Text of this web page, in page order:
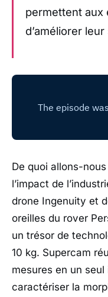
permettent aux
d’améliorer
De quoi allons-
l’impact de
drone Ingenuity et
oreilles du rover
un trésor de
10 kg. Supercam
mesures en un
caractériser la